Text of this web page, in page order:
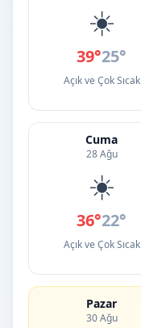
☀️
39°25°
Açık ve Çok Sıcak
Cuma
28 Ağu
☀️
36°22°
Açık ve Çok Sıcak
Pazar
30 Ağu